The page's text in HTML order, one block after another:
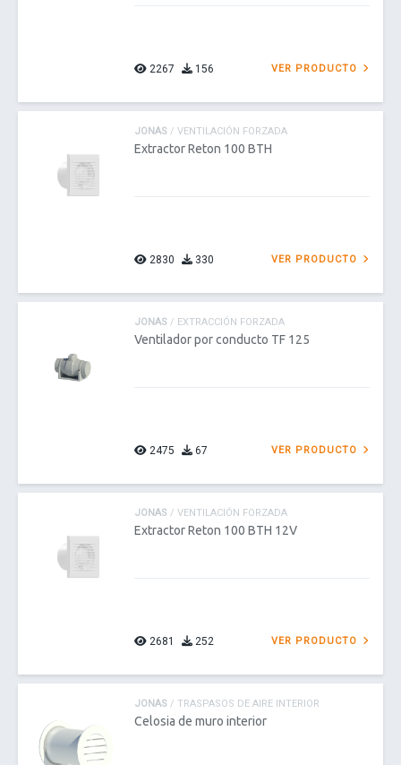
2267 156 VER PRODUCTO
JONAS / VENTILACIÓN FORZADA
Extractor Reton 100 BTH
2830 330 VER PRODUCTO
JONAS / EXTRACCIÓN FORZADA
Ventilador por conducto TF 125
2475 67 VER PRODUCTO
JONAS / VENTILACIÓN FORZADA
Extractor Reton 100 BTH 12V
2681 252 VER PRODUCTO
JONAS / TRASPASOS DE AIRE INTERIOR
Celosia de muro interior